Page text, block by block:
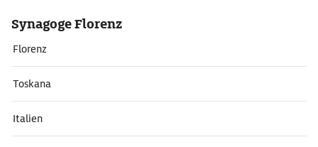
Synagoge Florenz
Florenz
Toskana
Italien